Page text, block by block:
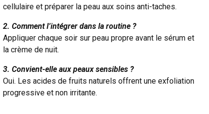
cellulaire et préparer la peau aux soins anti-taches.
2. Comment l’intégrer dans la routine ?
Appliquer chaque soir sur peau propre avant le sérum et
la crème de nuit.
3. Convient-elle aux peaux sensibles ?
Oui. Les acides de fruits naturels offrent une exfoliation
progressive et non irritante.